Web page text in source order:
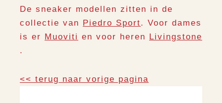
De sneaker modellen zitten in de
collectie van Piedro Sport. Voor dames
is er Muoviti en voor heren Livingstone
.
<< terug naar vorige pagina